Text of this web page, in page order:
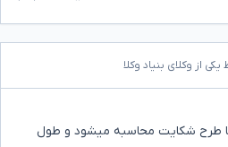
از وکلای بنیاد وکلا
تا طرح شکایت محاسبه میشود و طول